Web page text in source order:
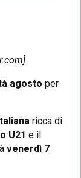
agosto per
ricca di
U21 e il
venerdì 7